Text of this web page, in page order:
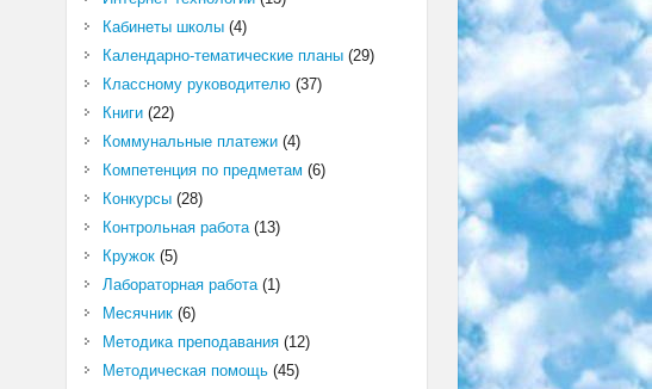
Кабинеты школы(4)
Календарно-тематические планы(29)
Классному руководителю(37)
Книги(22)
Коммунальные платежи(4)
Компетенция по предметам (6)
Конкурсы(28)
Контрольная работа(13)
Кружок(5)
Лабораторная работа(1)
Месячник(6)
Методика преподавания(12)
Методическая помощь(45)